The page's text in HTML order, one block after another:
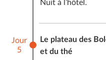
Nuit à l’hôtel.
Jour
5
Le plateau des
et du thé